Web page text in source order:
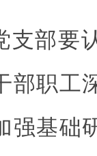
支部要
部职工
强基础